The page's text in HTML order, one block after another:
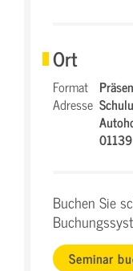
Ort
Format
Adresse
Buchen Sie
Seminar